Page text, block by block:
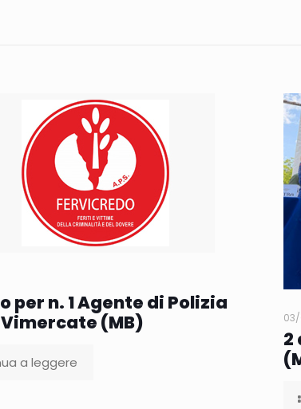
per n. 1 Agente di Polizia
Vimercate (MB)
a leggere
2